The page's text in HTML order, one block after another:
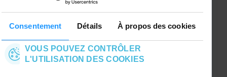
Consentement Détails À propos des cookies
VOUS POUVEZ CONTRÔLER
L'UTILISATION DES COOKIES
Suivez-nous sur les Réseaux Sociaux et soyez